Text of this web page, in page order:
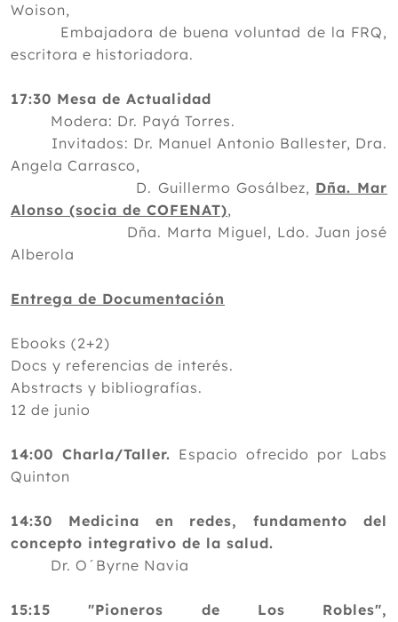
Woison,
Embajadora de buena voluntad de la FRQ,
escritora e historiadora.
17:30 Mesa de Actualidad
Modera: Dr. Payá Torres.
Invitados: Dr. Manuel Antonio Ballester, Dra.
Angela Carrasco,
D. Guillermo Gosálbez, Dña. Mar
Alonso (socia de COFENAT),
Dña. Marta Miguel, Ldo. Juan josé
Alberola
Entrega de Documentación
Ebooks (2+2)
Docs y referencias de interés.
Abstracts y bibliografías.
12 de junio
14:00 Charla/Taller. Espacio ofrecido por Labs
Quinton
14:30 Medicina en redes, fundamento del
concepto integrativo de la salud.
Dr. O´Byrne Navia
15:15 "Pioneros de Los Robles",